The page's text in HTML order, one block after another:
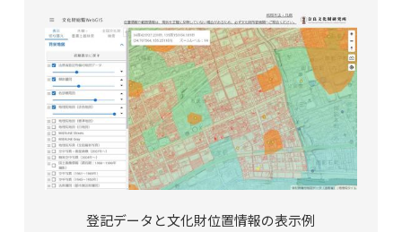
登記データと文化財位置情報の表示例